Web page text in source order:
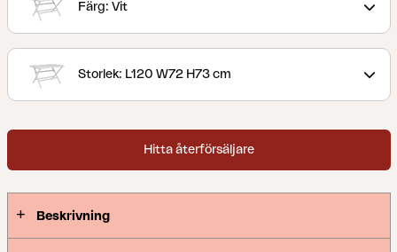
Färg: Vit
Storlek: L120 W72 H73 cm
Hitta återförsäljare
Beskrivning